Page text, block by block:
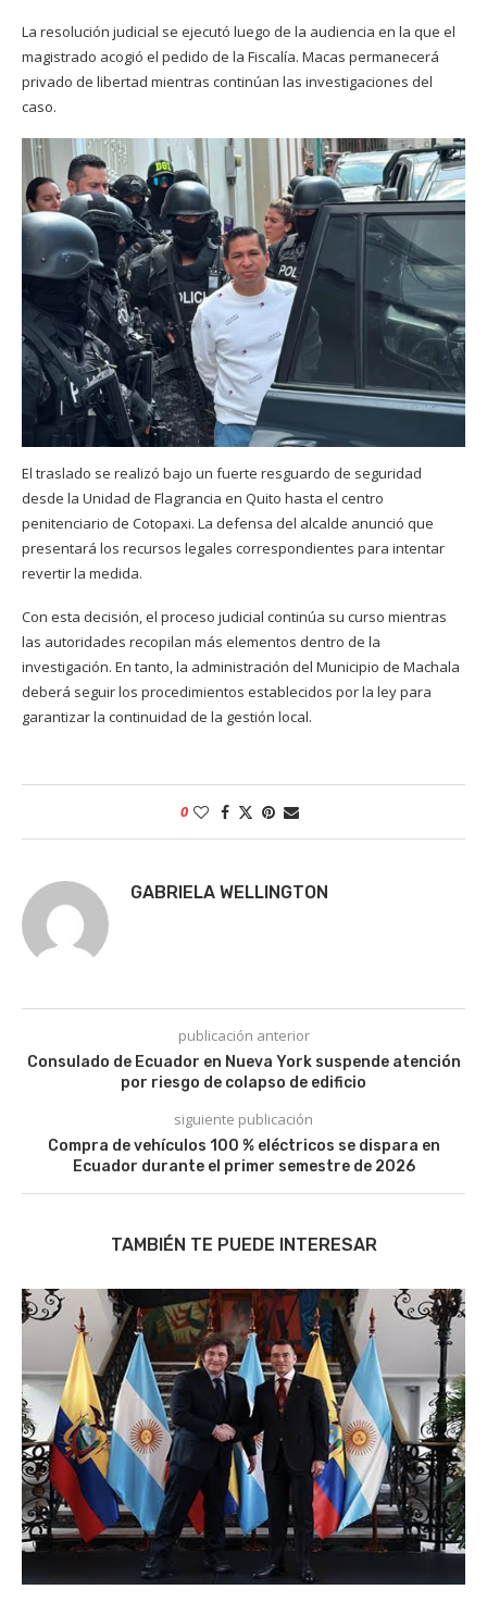
La resolución judicial se ejecutó luego de la audiencia en la que el
magistrado acogió el pedido de la Fiscalía. Macas permanecerá
privado de libertad mientras continúan las investigaciones del
caso.
El traslado se realizó bajo un fuerte resguardo de seguridad
desde la Unidad de Flagrancia en Quito hasta el centro
penitenciario de Cotopaxi. La defensa del alcalde anunció que
presentará los recursos legales correspondientes para intentar
revertir la medida.
Con esta decisión, el proceso judicial continúa su curso mientras
las autoridades recopilan más elementos dentro de la
investigación. En tanto, la administración del Municipio de Machala
deberá seguir los procedimientos establecidos por la ley para
garantizar la continuidad de la gestión local.
0
GABRIELA WELLINGTON
publicación anterior
Consulado de Ecuador en Nueva York suspende atención
por riesgo de colapso de edificio
siguiente publicación
Compra de vehículos 100 % eléctricos se dispara en
Ecuador durante el primer semestre de 2026
TAMBIÉN TE PUEDE INTERESAR